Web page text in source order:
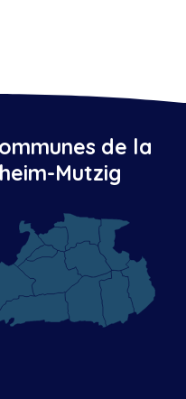
de la
Mutzig